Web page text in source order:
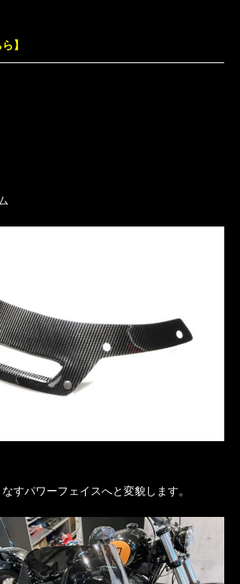
】
すパワーフェイスへと変貌します。